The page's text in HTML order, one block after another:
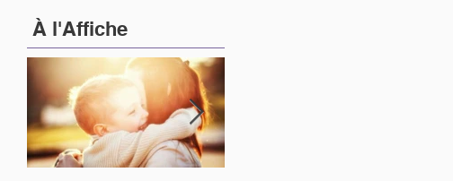
À l'Affiche